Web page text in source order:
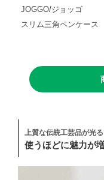
JOGGO/ジョッゴ
スリム三角ペンケース
上質な伝統工芸品が光る
使うほどに魅力が